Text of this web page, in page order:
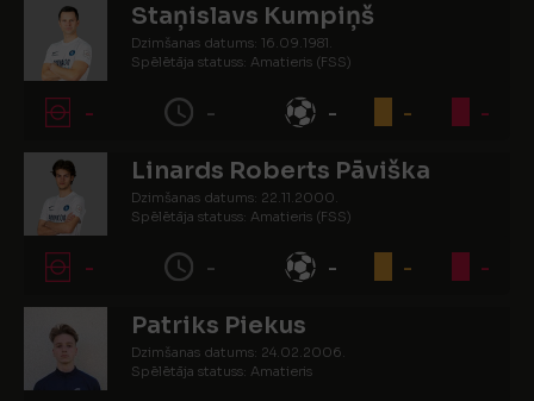
Staņislavs Kumpiņš
Dzimšanas datums: 16.09.1981.
Spēlētāja statuss: Amatieris (FSS)
- - - - -
Linards Roberts Pāviška
Dzimšanas datums: 22.11.2000.
Spēlētāja statuss: Amatieris (FSS)
- - - - -
Patriks Piekus
Dzimšanas datums: 24.02.2006.
Spēlētāja statuss: Amatieris